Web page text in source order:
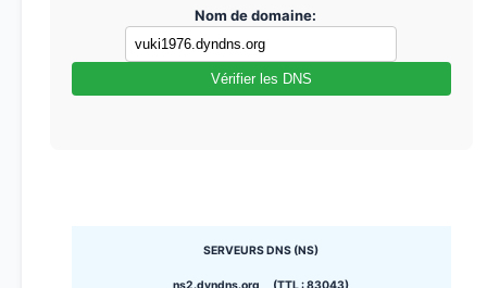
Nom de domaine:
Vérifier les DNS
SERVEURS DNS (NS)